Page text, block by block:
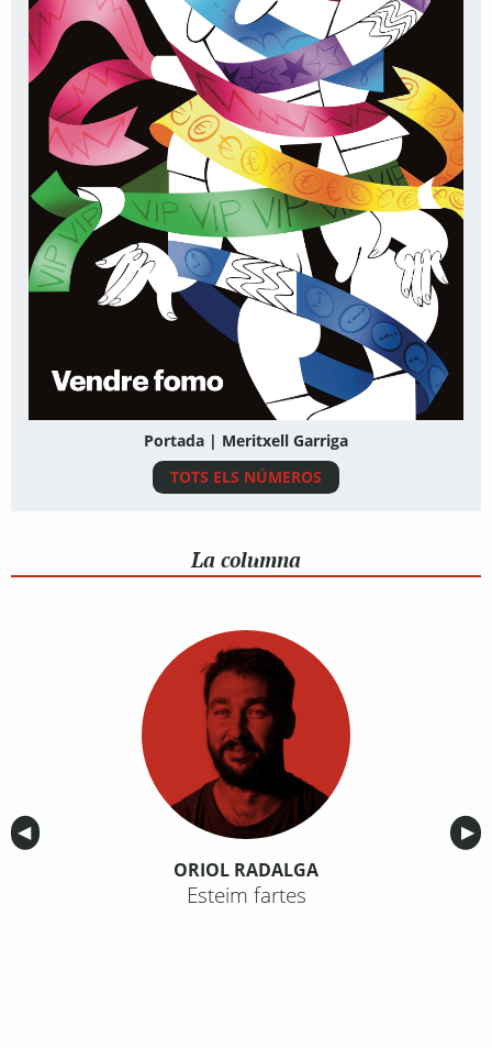
Portada | Meritxell Garriga
TOTS ELS NÚMEROS
La columna
Anterior
◀︎ ▶︎
ORIOL RADALGA
Esteim fartes